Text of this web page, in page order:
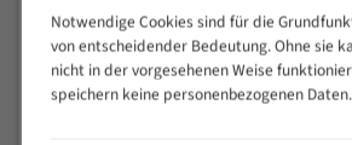
80 - 180
3/4
130 -
350
2/3
Notwendige Cookies sind für die
von entscheidender Bedeutung. Ohne sie
nicht in der vorgesehenen Weise
speichern keine personenbezogenen Daten.